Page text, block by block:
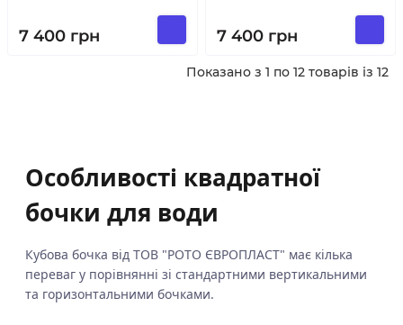
7 400 грн 7 400 грн
Показано з 1 по 12 товарів із 12
Особливості квадратної
бочки для води
Кубова бочка від ТОВ "РОТО ЄВРОПЛАСТ" має кілька
переваг у порівнянні зі стандартними вертикальними
та горизонтальними бочками.